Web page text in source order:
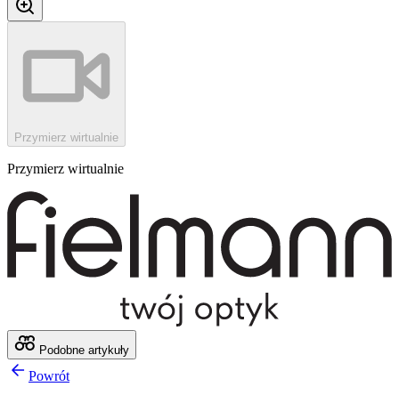
Przymierz wirtualnie
Przymierz wirtualnie
Podobne artykuły
Powrót